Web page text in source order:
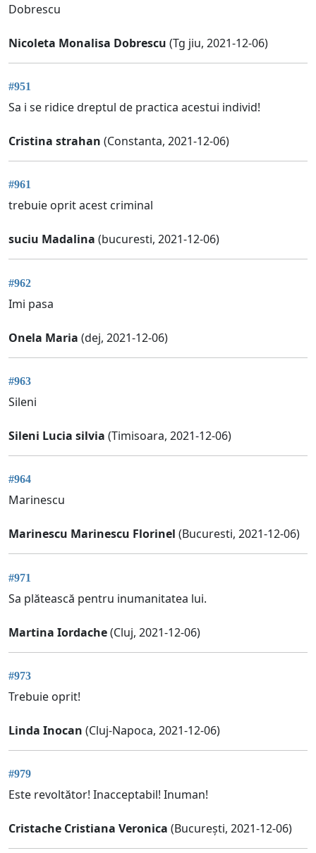
Dobrescu
Nicoleta Monalisa Dobrescu (Tg jiu, 2021-12-06)
#951
Sa i se ridice dreptul de practica acestui individ!
Cristina strahan (Constanta, 2021-12-06)
#961
trebuie oprit acest criminal
suciu Madalina (bucuresti, 2021-12-06)
#962
Imi pasa
Onela Maria (dej, 2021-12-06)
#963
Sileni
Sileni Lucia silvia (Timisoara, 2021-12-06)
#964
Marinescu
Marinescu Marinescu Florinel (Bucuresti, 2021-12-06)
#971
Sa plătească pentru inumanitatea lui.
Martina Iordache(Cluj, 2021-12-06)
#973
Trebuie oprit!
Linda Inocan (Cluj-Napoca, 2021-12-06)
#979
Este revoltător! Inacceptabil! Inuman!
Cristache Cristiana Veronica (București, 2021-12-06)